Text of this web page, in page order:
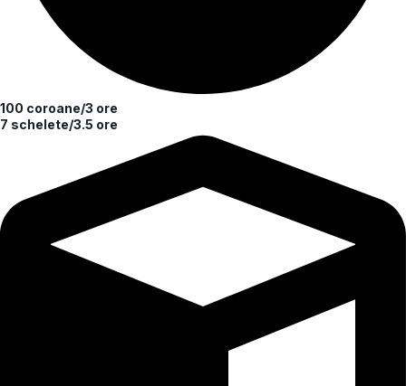
100 coroane/3 ore
7 schelete/3.5 ore